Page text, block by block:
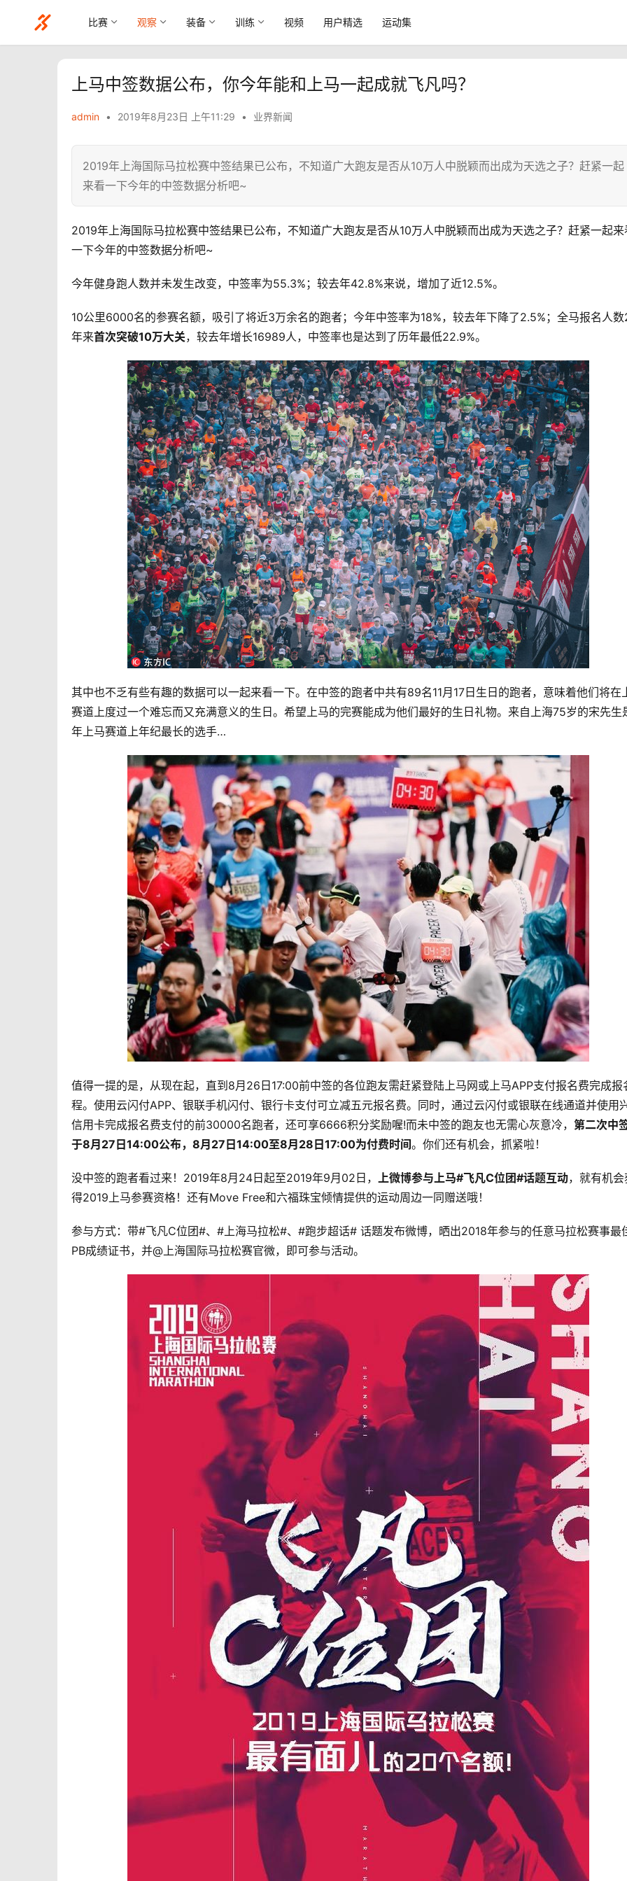
比赛 观察 装备 训练 视频 用户精选 运动集
上马中签数据公布，你今年能和上马一起成就飞凡吗？
admin • 2019年8月23日 上午11:29 • 业界新闻
2019年上海国际马拉松赛中签结果已公布，不知道广大跑友是否从10万人中脱颖而出成为天选之子？赶紧一起
来看一下今年的中签数据分析吧~
2019年上海国际马拉松赛中签结果已公布，不知道广大跑友是否从10万人中脱颖而出成为天选之子？赶紧一起来
一下今年的中签数据分析吧~
今年健身跑人数并未发生改变，中签率为55.3%；较去年42.8%来说，增加了近12.5%。
10公里6000名的参赛名额，吸引了将近3万余名的跑者；今年中签率为18%，较去年下降了2.5%；全马报名人
年来首次突破10万大关，较去年增长16989人，中签率也是达到了历年最低22.9%。
其中也不乏有些有趣的数据可以一起来看一下。在中签的跑者中共有89名11月17日生日的跑者，意味着他们将在
赛道上度过一个难忘而又充满意义的生日。希望上马的完赛能成为他们最好的生日礼物。来自上海75岁的宋先生
年上马赛道上年纪最长的选手…
值得一提的是，从现在起，直到8月26日17:00前中签的各位跑友需赶紧登陆上马网或上马APP支付报名费完成报
程。使用云闪付APP、银联手机闪付、银行卡支付可立减五元报名费。同时，通过云闪付或银联在线通道并使用
信用卡完成报名费支付的前30000名跑者，还可享6666积分奖励喔!而未中签的跑友也无需心灰意冷， 第二次中
于8月27日14:00公布，8月27日14:00至8月28日17:00为付费时间。你们还有机会，抓紧啦！
没中签的跑者看过来！2019年8月24日起至2019年9月02日， 上微博参与上马#飞凡C位团#话题互动，就有机会
得2019上马参赛资格！还有Move Free和六福珠宝倾情提供的运动周边一同赠送哦！
参与方式：带#飞凡C位团#、#上海马拉松#、#跑步超话# 话题发布微博，晒出2018年参与的任意马拉松赛事最
PB成绩证书，并@上海国际马拉松赛官微，即可参与活动。